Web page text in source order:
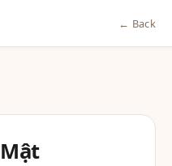
← Back